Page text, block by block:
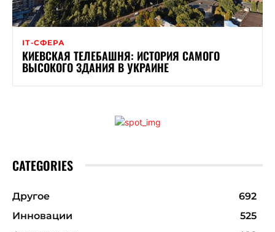
ІТ-СФЕРА
КИЕВСКАЯ ТЕЛЕБАШНЯ: ИСТОРИЯ САМОГО
ВЫСОКОГО ЗДАНИЯ В УКРАИНЕ
CATEGORIES
Другое
692
Инновации
525